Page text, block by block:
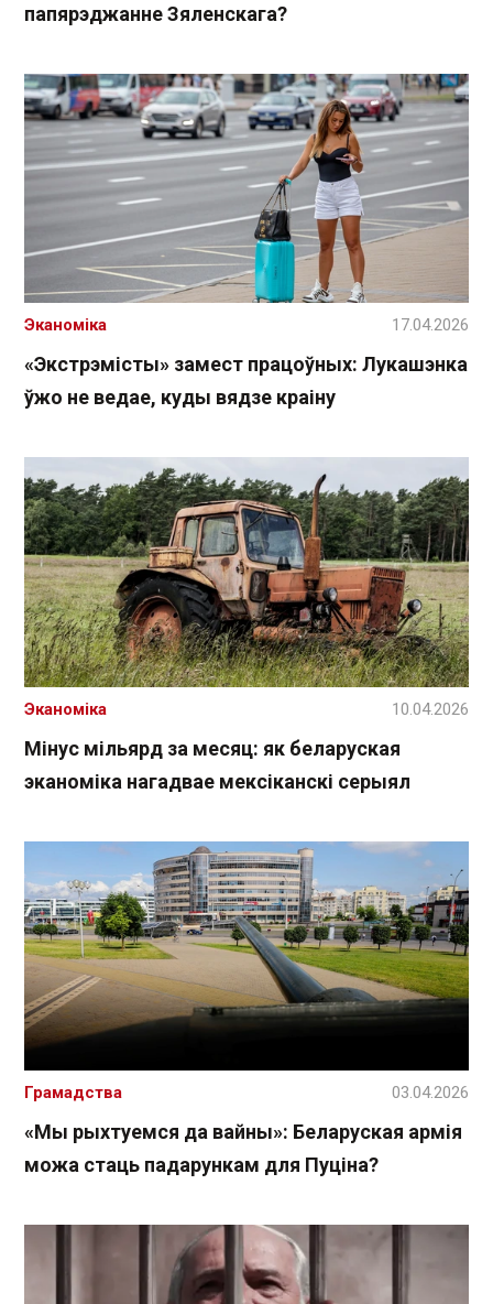
папярэджанне Зяленскага?
«Экстрэмісты» замест працоўных: Лукашэнка
ўжо не ведае, куды вядзе краіну
Эканоміка 17.04.2026
Мінус мільярд за месяц: як беларуская
эканоміка нагадвае мексіканскі серыял
Эканоміка 10.04.2026
«Мы рыхтуемся да вайны»: Беларуская армія
можа стаць падарункам для Пуціна?
Грамадства 03.04.2026